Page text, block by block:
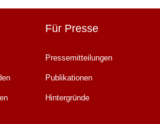
Für Presse
Pressemitteilungen
Publikationen
Hintergründe